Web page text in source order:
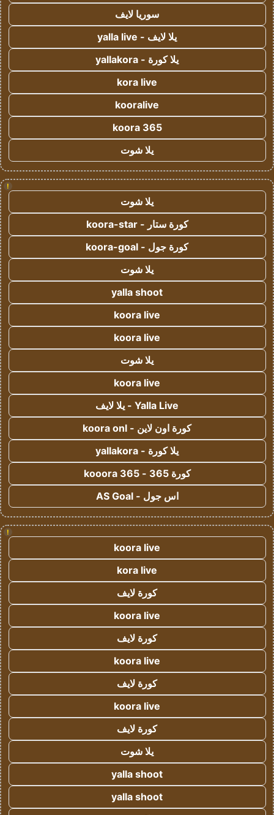
سوريا لايف
يلا لايف - yalla live
يلا كورة - yallakora
kora live
kooralive
koora 365
يلا شوت
!
يلا شوت
كورة ستار - koora-star
كورة جول - koora-goal
يلا شوت
yalla shoot
koora live
koora live
يلا شوت
koora live
Yalla Live - يلا لايف
كورة اون لاين - koora onl
يلا كورة - yallakora
كورة 365 - kooora 365
اس جول - AS Goal
!
koora live
kora live
كورة لايف
koora live
كورة لايف
koora live
كورة لايف
koora live
كورة لايف
يلا شوت
yalla shoot
yalla shoot